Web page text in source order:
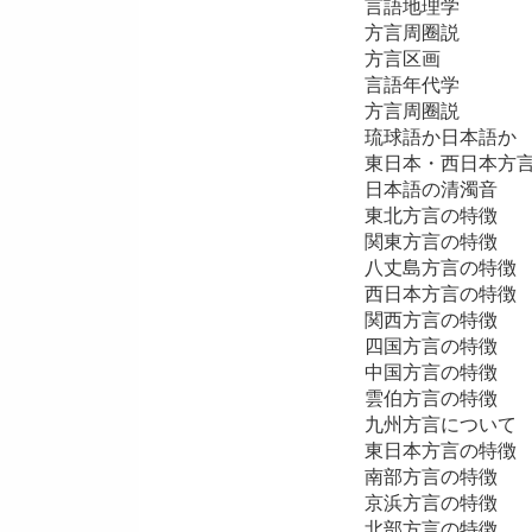
言語地理学
方言周圈説
方言区画
言語年代学
方言周圈説
琉球語か日本語か
東日本・西日本方
日本語の清濁音
東北方言の特徴
関東方言の特徴
八丈島方言の特徴
西日本方言の特徴
関西方言の特徴
四国方言の特徴
中国方言の特徴
雲伯方言の特徴
九州方言について
東日本方言の特徴
南部方言の特徴
京浜方言の特徴